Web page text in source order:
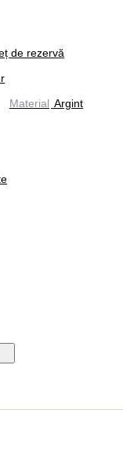
de rezervă
Material Argint